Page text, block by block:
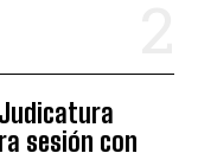
sesión con